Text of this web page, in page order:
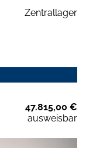
Zentrallager
47.815,00 €
ausweisbar